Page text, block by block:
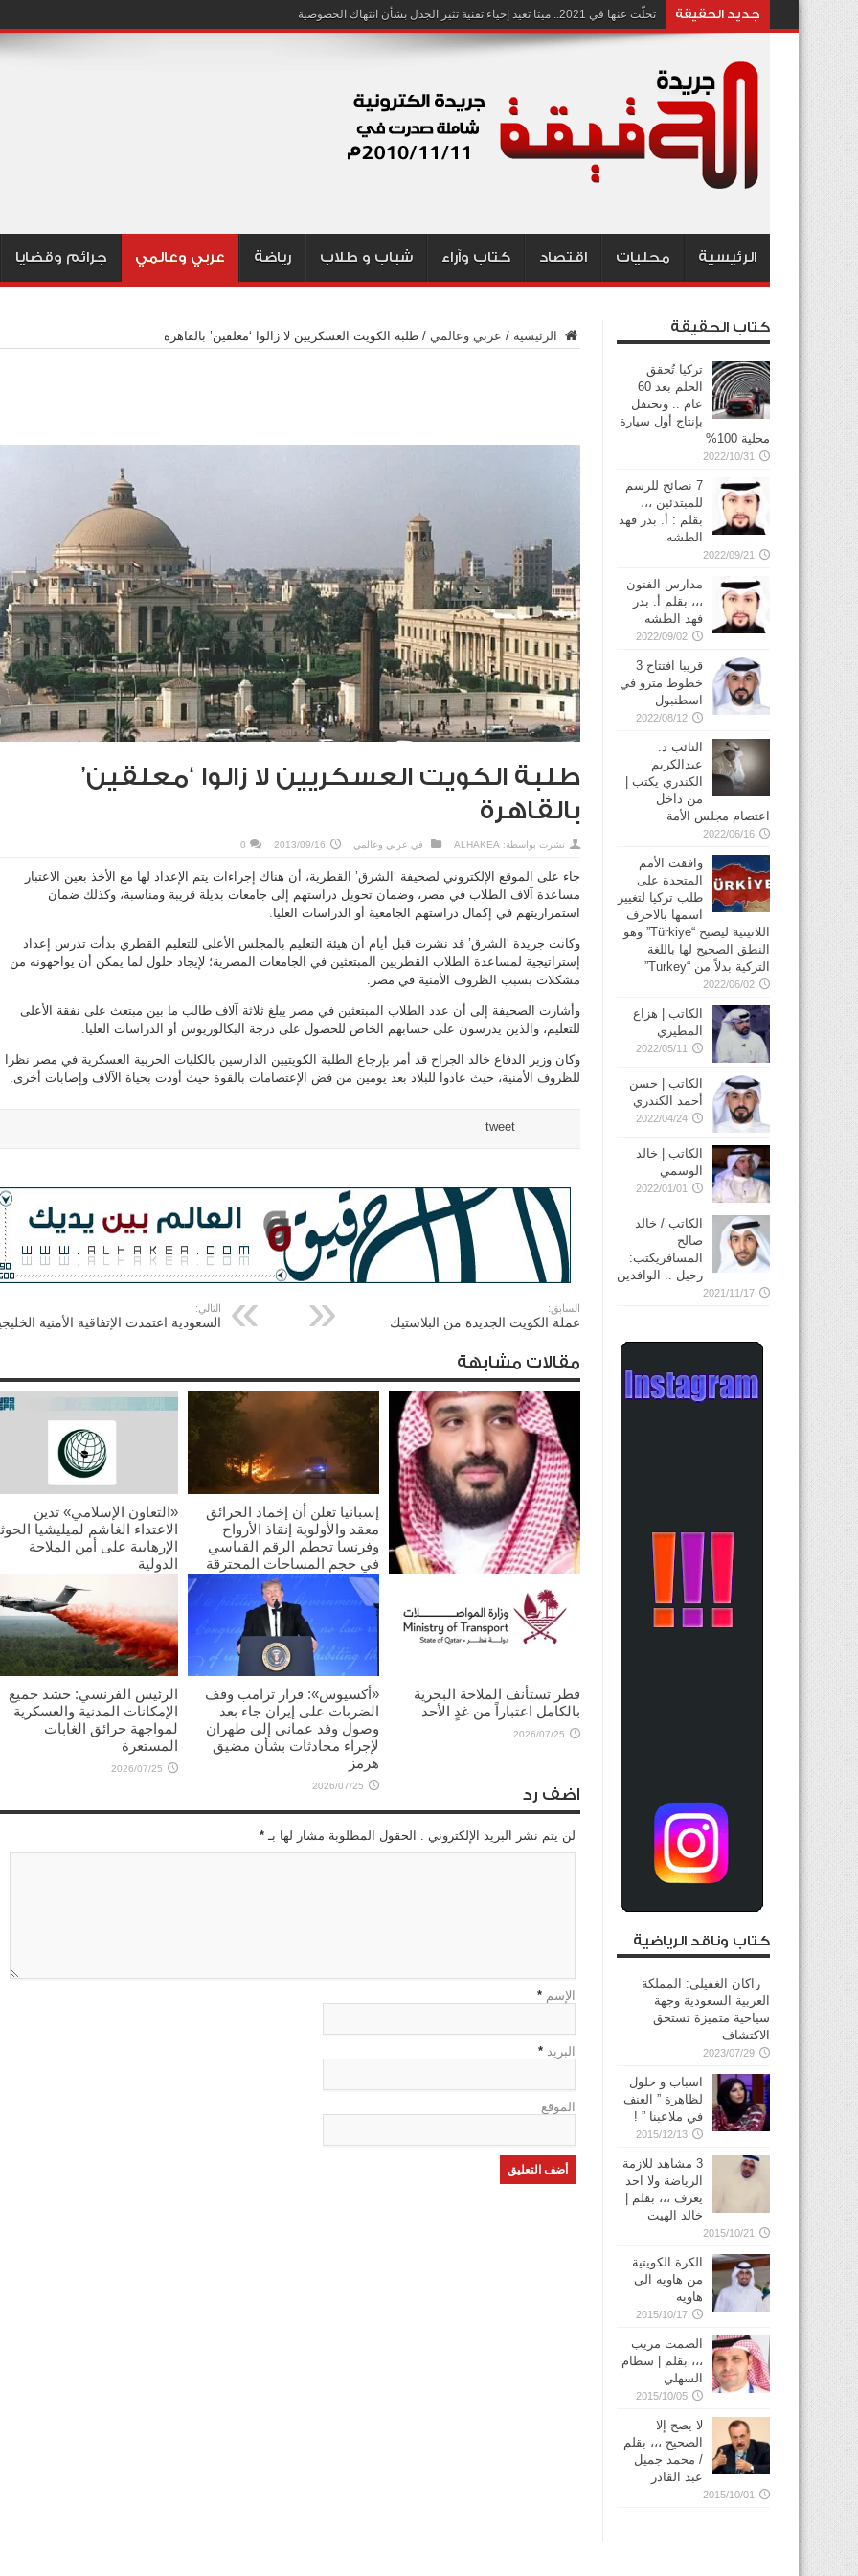
جديد الحقيقة تخلّت عنها في 2021.. ميتا تعيد إحياء تقنية تثير الجدل بشأن انتهاك الخصوصية
الرئيسية محليات اقتصاد كتاب وآراء شباب و طلاب رياضة عربي وعالمي جرائم وقضايا
الرئيسية / عربي وعالمي / طلبة الكويت العسكريين لا زالوا ‘معلقين’ بالقاهرة
طلبة الكويت العسكريين لا زالوا ‘معلقين’
بالقاهرة
نشرت بواسطة: ALHAKEA في عربي وعالمي 2013/09/16
0
جاء على الموقع الإلكتروني لصحيفة ‘الشرق’ القطرية، أن هناك إجراءات يتم الإعداد لها مع الأخذ بعين الاعتبار
مساعدة آلاف الطلاب في مصر، وضمان تحويل دراستهم إلى جامعات بديلة قريبة ومناسبة، وكذلك ضمان
استمراريتهم في إكمال دراستهم الجامعية أو الدراسات العليا.
وكانت جريدة ‘الشرق’ قد نشرت قبل أيام أن هيئة التعليم بالمجلس الأعلى للتعليم القطري بدأت تدرس إعداد
إستراتيجية لمساعدة الطلاب القطريين المبتعثين في الجامعات المصرية؛ لإيجاد حلول لما يمكن أن يواجهونه من
مشكلات بسبب الظروف الأمنية في مصر.
وأشارت الصحيفة إلى أن عدد الطلاب المبتعثين في مصر يبلغ ثلاثة آلاف طالب ما بين مبتعث على نفقة الأعلى
للتعليم، والذين يدرسون على حسابهم الخاص للحصول على درجة البكالوريوس أو الدراسات العليا.
وكان وزير الدفاع خالد الجراح قد أمر بإرجاع الطلبة الكويتيين الدارسين بالكليات الحربية العسكرية في مصر نظرا
للظروف الأمنية، حيث عادوا للبلاد بعد يومين من فض الإعتصامات بالقوة حيث أودت بحياة الآلاف وإصابات أخرى.
tweet
السابق:
عملة الكويت الجديدة من البلاستيك
التالي:
السعودية اعتمدت الإتفاقية الأمنية
مقالات مشابهة
ولي العهد السعودي يؤكد
للرئيس الأميركي ضرورة تغليب
الحوار لخفض التصعيد
إسبانيا تعلن أن إخماد الحرائق
معقد والأولوية إنقاذ الأرواح
وفرنسا تحطم الرقم القياسي
في حجم المساحات المحترقة
2026/07/25
«التعاون الإسلامي» تدين
الاعتداء الغاشم لميليشيا
الإرهابية على أمن الملاحة
الدولية
قطر تستأنف الملاحة البحرية
بالكامل اعتباراً من غدٍ الأحد
2026/07/25
«أكسيوس»: قرار ترامب وقف
الضربات على إيران جاء بعد
وصول وفد عماني إلى طهران
لإجراء محادثات بشأن مضيق
هرمز
2026/07/25
الرئيس الفرنسي: حشد جميع
الإمكانات المدنية والعسكرية
لمواجهة حرائق الغابات
المستعرة
2026/07/25
اضف رد
لن يتم نشر البريد الإلكتروني . الحقول المطلوبة مشار لها بـ *
الإسم *
البريد *
الموقع
كتاب الحقيقة
تركيا تُحقق
الحلم بعد 60
عام .. وتحتفل
بإنتاج أول سيارة
محلية 100%
2022/10/31
7 نصائح للرسم
للمبتدئين ،،،
بقلم : أ. بدر فهد
الطشه
2022/09/21
مدارس الفنون
،،، بقلم أ. بدر
فهد الطشه
2022/09/02
قريبا افتتاح 3
خطوط مترو في
2022/08/12
النائب د.
عبدالكريم
الكندري يكتب |
من داخل
اعتصام مجلس الأمة
2022/06/16
وافقت الأمم
المتحدة على
طلب تركيا لتغيير
اسمها بالاحرف
اللاتينية ليصبح “Türkiye” وهو
النطق الصحيح لها باللغة
التركية بدلاً من “Turkey”
2022/06/02
الكاتب | هزاع
المطيري
2022/05/11
الكاتب | حسن
أحمد الكندري
2022/04/24
الكاتب | خالد
الوسمي
2022/01/01
الكاتب / خالد
صالح
المسافريكتب:
رحيل .. الوافدين
2021/11/17
كتاب وناقد الرياضية
راكان الغفيلي: المملكة
العربية السعودية وجهة
سياحية متميزة تستحق
الاكتشاف
2023/07/29
اسباب و حلول
لظاهرة ” العنف
في ملاعبنا ” !
2015/12/13
3 مشاهد للازمة
الرياضة ولا احد
يعرف ،،، بقلم |
خالد الهيت
2015/10/21
الكرة الكويتية ..
من هاويه الى
هاويه
2015/10/17
الصمت مريب
،،، بقلم | سطام
السهلي
2015/10/05
لا يصح إلا
الصحيح ،،، بقلم
/ محمد جميل
عبد القادر
2015/10/01